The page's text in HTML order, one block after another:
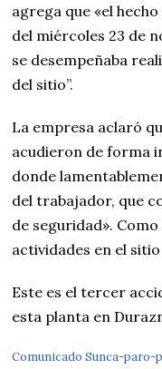
agrega que «el
del miércoles 23 de
se desempeñaba
del sitio”.
La empresa aclaró
acudieron de forma
donde
del trabajador, que
de seguridad».
actividades en el
Este es el tercer
esta planta en
Comunicado Sunca-paro-